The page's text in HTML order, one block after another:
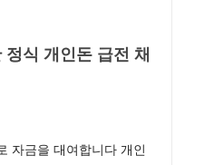
식 개인돈 급전 채
자금을 대여합니다 개인